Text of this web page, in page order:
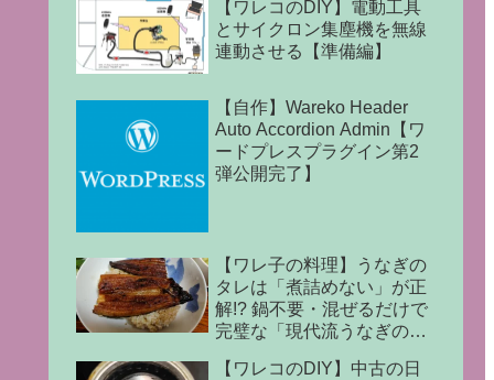
【ワレコのDIY】電動工具
とサイクロン集塵機を無線
連動させる【準備編】
【自作】Wareko Header
Auto Accordion Admin【ワ
ードプレスプラグイン第2
弾公開完了】
【ワレ子の料理】うなぎの
タレは「煮詰めない」が正
解!? 鍋不要・混ぜるだけで
完璧な「現代流うなぎのタ
【ワレコのDIY】中古の日